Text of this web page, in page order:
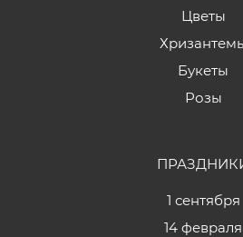
Цветы
Букеты
Розы
1 сентября
14 февраля